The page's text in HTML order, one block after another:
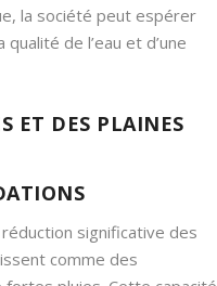
la société peut espérer
de l’eau et d’une
ET DES PLAINES
significative des
comme des